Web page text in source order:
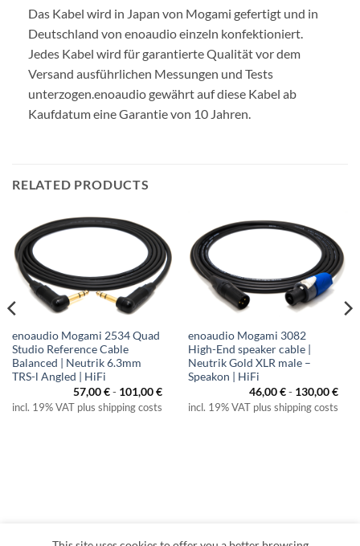
Das Kabel wird in Japan von Mogami gefertigt und in
Deutschland von enoaudio einzeln konfektioniert.
Jedes Kabel wird für garantierte Qualität vor dem
Versand ausführlichen Messungen und Tests
unterzogen.enoaudio gewährt auf diese Kabel ab
Kaufdatum eine Garantie von 10 Jahren.
RELATED PRODUCTS
enoaudio Mogami 2534 Quad
Studio Reference Cable
Balanced | Neutrik 6.3mm
TRS-l Angled | HiFi
57,00€- 101,00€
incl. 19% VAT plus shipping costs
enoaudio Mogami 3082
High-End speaker cable |
Neutrik Gold XLR male –
Speakon | HiFi
46,00€- 130,00€
incl. 19% VAT plus shipping costs